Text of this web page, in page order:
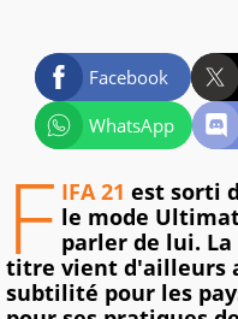
Facebook
WhatsApp
F IFA 21 est sorti
le mode
parler de lui.
titre vient d'ailleurs
subtilité pour les